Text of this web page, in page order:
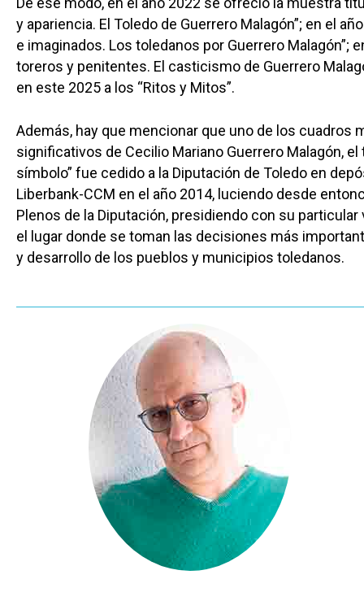
y apariencia. El Toledo de Guerrero Malagón”; en el
e imaginados. Los toledanos por Guerrero Malagón”;
toreros y penitentes. El casticismo de Guerrero
en este 2025 a los “Ritos y Mitos”.
Además, hay que mencionar que uno de los cuadros
significativos de Cecilio Mariano Guerrero Malagón, el
símbolo” fue cedido a la Diputación de Toledo en
Liberbank-CCM en el año 2014, luciendo desde
Plenos de la Diputación, presidiendo con su
el lugar donde se toman las decisiones más
y desarrollo de los pueblos y municipios toledanos.
Castilla-La
Toledo
Ciudad Real
Sanidad
Economía